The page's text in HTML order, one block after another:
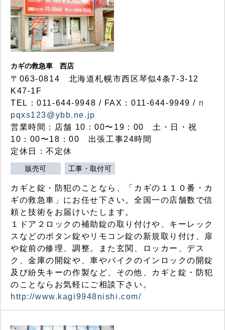
カギの救急車 西店
〒063-0814 北海道札幌市西区琴似4条7-3-12
K47-1F
TEL：011-644-9948 / FAX：011-644-9949 / n
pqxs123@ybb.ne.jp
営業時間：店舗 10：00〜19：00 土・日・祝
10：00〜18：00 出張工事24時間
定休日：不定休
販売可 工事・取付可
カギと錠・防犯のことなら、「カギの１１０番・カ
ギの救急車」にお任せ下さい。全国一の店舗数で信
頼と技術をお届けいたします。
１ドア２ロックの補助錠の取り付けや、キーレック
スなどのボタン錠やリモコン錠の新規取り付け、扉
や錠前の修理、調整。また玄関、ロッカー、デス
ク、金庫の開錠や、車やバイクのインロックの開錠
及び紛失キーの作製など、その他、カギと錠・防犯
のことならお気軽にご相談下さい。
http://www.kagi9948nishi.com/